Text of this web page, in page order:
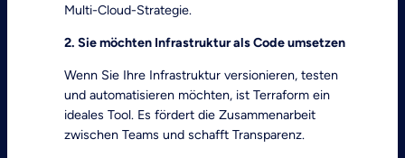
Multi-Cloud-Strategie.
2. Sie möchten Infrastruktur als Code umsetzen
Wenn Sie Ihre Infrastruktur versionieren, testen
und automatisieren möchten, ist Terraform ein
ideales Tool. Es fördert die Zusammenarbeit
zwischen Teams und schafft Transparenz.